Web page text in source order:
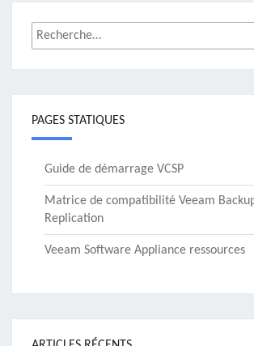
Rechercher :
PAGES STATIQUES
Guide de démarrage VCSP
Matrice de compatibilité Veeam
Replication
Veeam Software Appliance ressources